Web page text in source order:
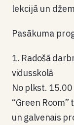
lekcijā un
Pasākuma
1. Radošā
vidusskolā
No plkst. 15.
“Green Room”
un galvenais